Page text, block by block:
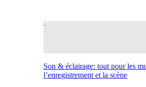
Son & éclairage: tout pour les
l’enregistrement et la scène